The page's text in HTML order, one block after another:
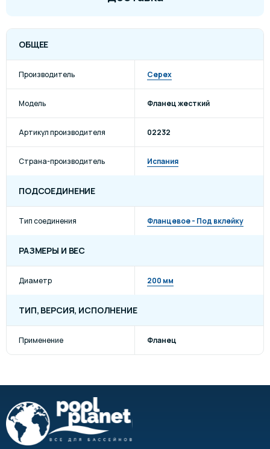
ОБЩЕЕ
Производитель Cepex
Модель Фланец жесткий
Артикул производителя 02232
Страна-производитель Испания
ПОДСОЕДИНЕНИЕ
Тип соединения Фланцевое - Под вклейку
РАЗМЕРЫ И ВЕС
Диаметр 200 мм
ТИП, ВЕРСИЯ, ИСПОЛНЕНИЕ
Применение Фланец